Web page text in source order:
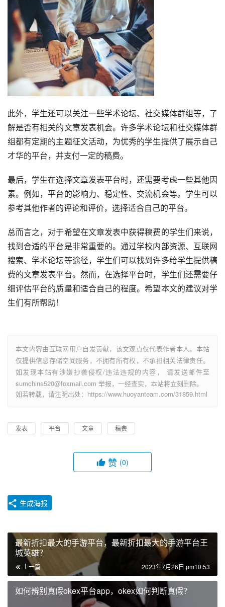
此外，学生还可以关注一些学术论坛、社交媒体群组等，了
解是否有相关的文章发表机会。许多学术论坛和社交媒体群
组都有定期的主题征文活动，为优秀的学生提供了展示自己
才华的平台，并支付一定的稿费。
最后，学生在选择文章发表平台时，还需要考虑一些其他因
素。例如，平台的影响力、稳定性、交流机会等。学生可以
参考其他作者的评论和评价，选择适合自己的平台。
总而言之，对于希望在文章发表中获得稿费的学生们来说，
找到合适的平台是非常重要的。通过学校内部资源、互联网
搜索、学术论坛等途径，学生们可以找到许多给学生提供稿
费的文章发表平台。然而，在选择平台时，学生们还需要仔
细评估平台的质量和适合自己的程度。希望本文的建议对学
生们有所帮助！
本文内容由互联网用户自发贡献，该文观点仅代表作者本人。本站
仅提供信息存储空间服务，不拥有所有权，不承担相关法律责任。
如发现本站有涉嫌抄袭侵权/违法违规的内容， 请发送邮件至
sumchina520@foxmail.com 举报，一经查实，本站将立刻删除。
如若转载，请注明出处：https://www.huoyanteam.com/31859.html
发表 平台 文章 稿费
赞 (0)
生成海报
最新折扣最大的手游平台，最新折扣最大的手游平台王
城英雄？
上一篇 2023年7月26日 pm10:53
如何辨别真假okex平台app，okex如何判断真假？